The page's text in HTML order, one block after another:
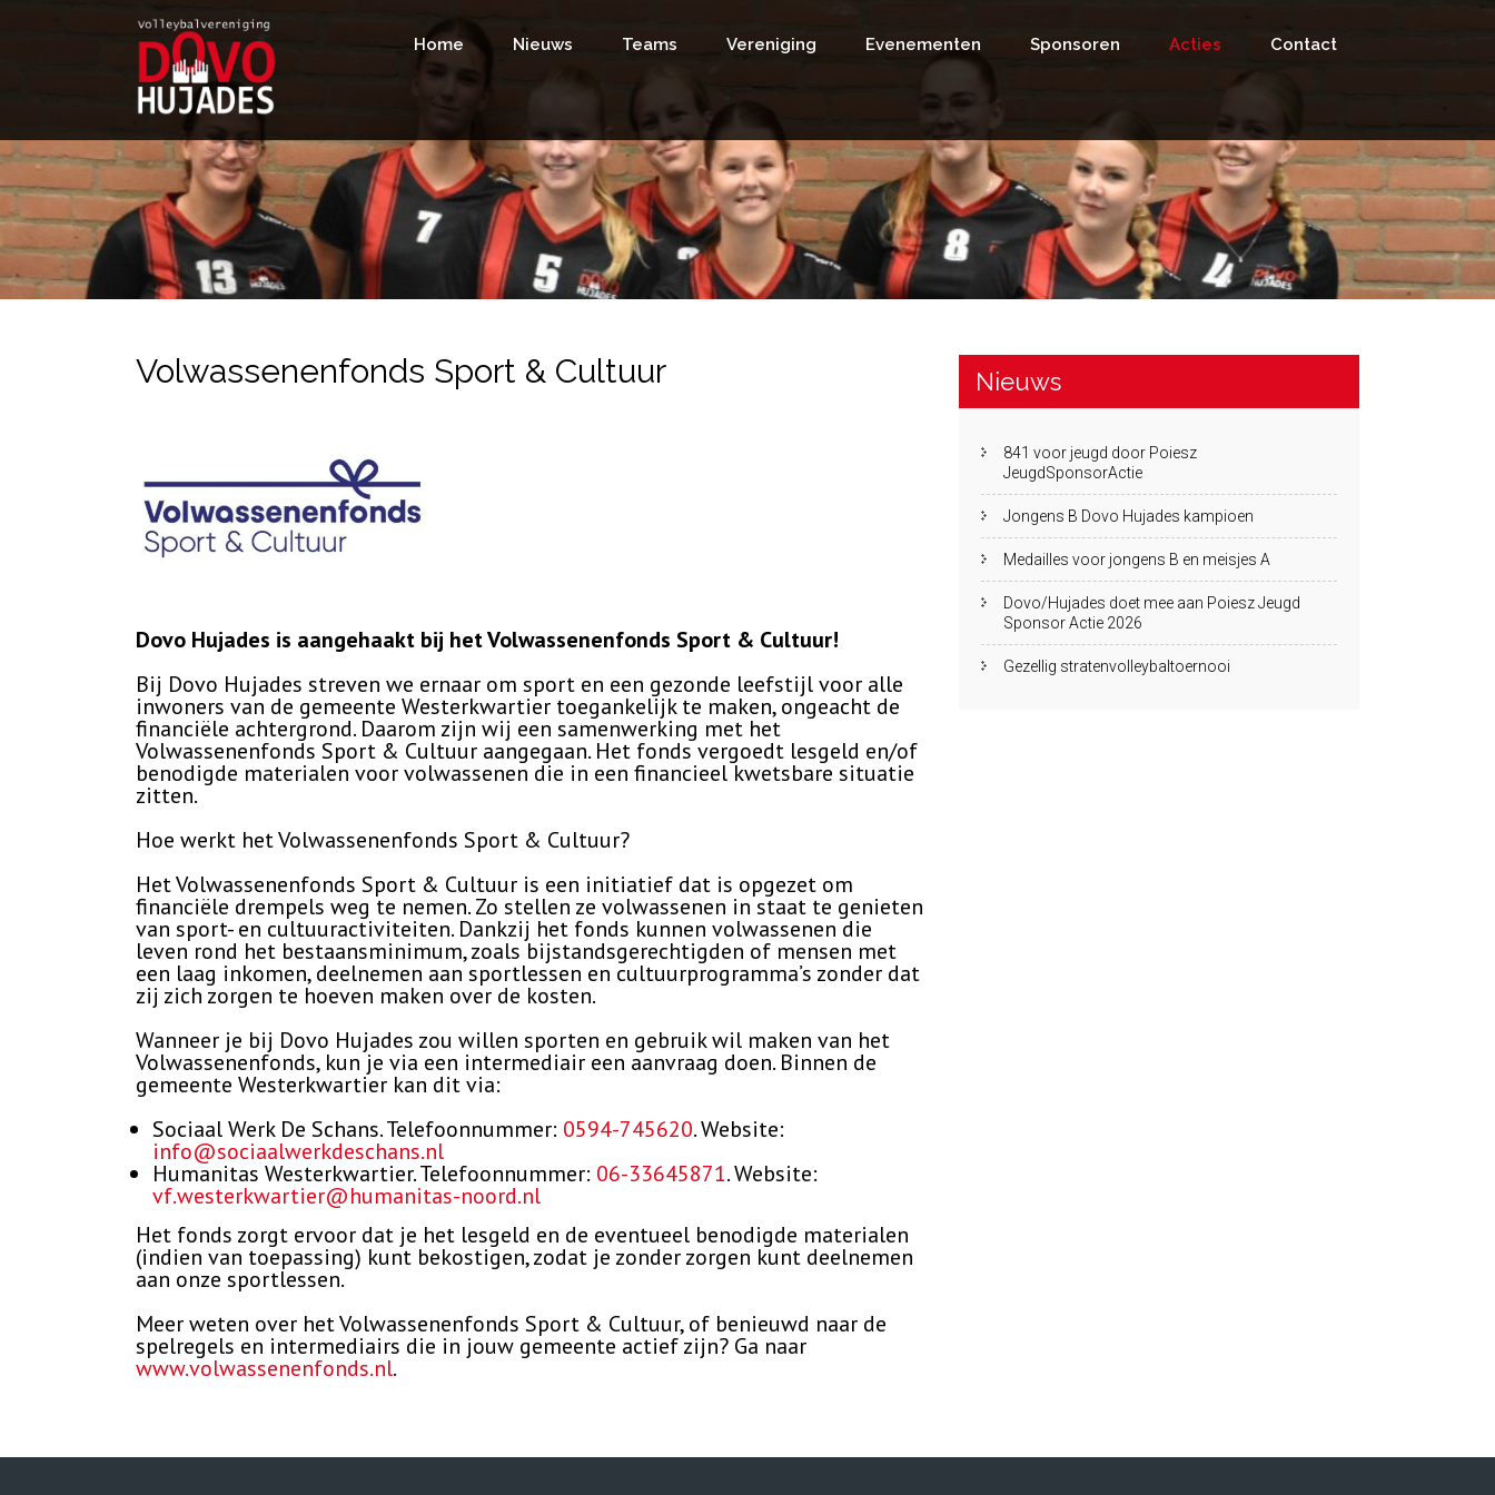
Home Nieuws Teams Vereniging Evenementen Sponsoren Acties Contact
Volwassenenfonds Sport & Cultuur
Dovo Hujades is aangehaakt bij het Volwassenenfonds Sport & Cultuur!
Bij Dovo Hujades streven we ernaar om sport en een gezonde leefstijl voor alle
inwoners van de gemeente Westerkwartier toegankelijk te maken, ongeacht de
financiële achtergrond. Daarom zijn wij een samenwerking met het
Volwassenenfonds Sport & Cultuur aangegaan. Het fonds vergoedt lesgeld en/of
benodigde materialen voor volwassenen die in een financieel kwetsbare situatie
zitten.
Hoe werkt het Volwassenenfonds Sport & Cultuur?
Het Volwassenenfonds Sport & Cultuur is een initiatief dat is opgezet om
financiële drempels weg te nemen. Zo stellen ze volwassenen in staat te genieten
van sport- en cultuuractiviteiten. Dankzij het fonds kunnen volwassenen die
leven rond het bestaansminimum, zoals bijstandsgerechtigden of mensen met
een laag inkomen, deelnemen aan sportlessen en cultuurprogramma’s zonder dat
zij zich zorgen te hoeven maken over de kosten.
Wanneer je bij Dovo Hujades zou willen sporten en gebruik wil maken van het
Volwassenenfonds, kun je via een intermediair een aanvraag doen. Binnen de
gemeente Westerkwartier kan dit via:
Sociaal Werk De Schans. Telefoonnummer: 0594-745620. Website:
info@sociaalwerkdeschans.nl
Humanitas Westerkwartier. Telefoonnummer: 06-33645871. Website:
vf.westerkwartier@humanitas-noord.nl
Het fonds zorgt ervoor dat je het lesgeld en de eventueel benodigde materialen
(indien van toepassing) kunt bekostigen, zodat je zonder zorgen kunt deelnemen
aan onze sportlessen.
Meer weten over het Volwassenenfonds Sport & Cultuur, of benieuwd naar de
spelregels en intermediairs die in jouw gemeente actief zijn? Ga naar
www.volwassenenfonds.nl.
Nieuws
841 voor jeugd door Poiesz
JeugdSponsorActie
Jongens B Dovo Hujades kampioen
Medailles voor jongens B en meisjes A
Dovo/Hujades doet mee aan Poiesz Jeugd
Sponsor Actie 2026
Gezellig stratenvolleybaltoernooi